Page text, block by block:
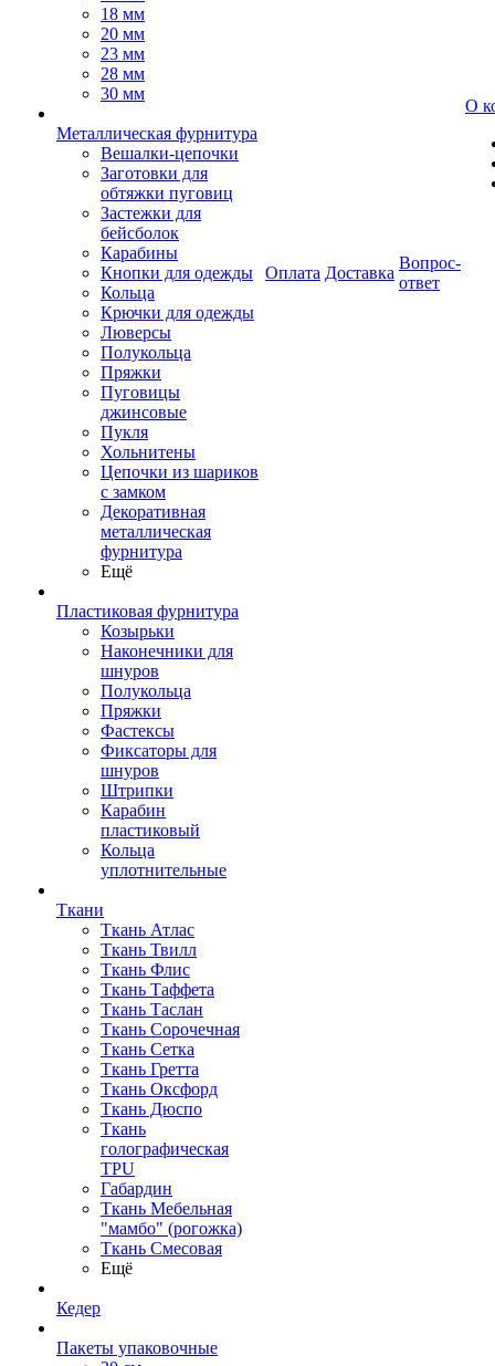
18 мм
20 мм
23 мм
28 мм
30 мм
Металлическая фурнитура
Вешалки-цепочки
Заготовки для
обтяжки пуговиц
Застежки для
бейсболок
Карабины
Кнопки для одежды
Кольца
Крючки для одежды
Люверсы
Полукольца
Пряжки
Пуговицы
джинсовые
Пукля
Хольнитены
Цепочки из шариков
с замком
Декоративная
металлическая
фурнитура
Ещё
Пластиковая фурнитура
Козырьки
Наконечники для
шнуров
Полукольца
Пряжки
Фастексы
Фиксаторы для
шнуров
Штрипки
Карабин
пластиковый
Кольца
уплотнительные
Ткани
Ткань Атлас
Ткань Твилл
Ткань Флис
Ткань Таффета
Ткань Таслан
Ткань Сорочечная
Ткань Сетка
Ткань Гретта
Ткань Оксфорд
Ткань Дюспо
Ткань
голографическая
TPU
Габардин
Ткань Мебельная
"мамбо" (рогожка)
Ткань Смесовая
Ещё
Кедер
Пакеты упаковочные
Оплата Доставка
Вопрос-
ответ
О